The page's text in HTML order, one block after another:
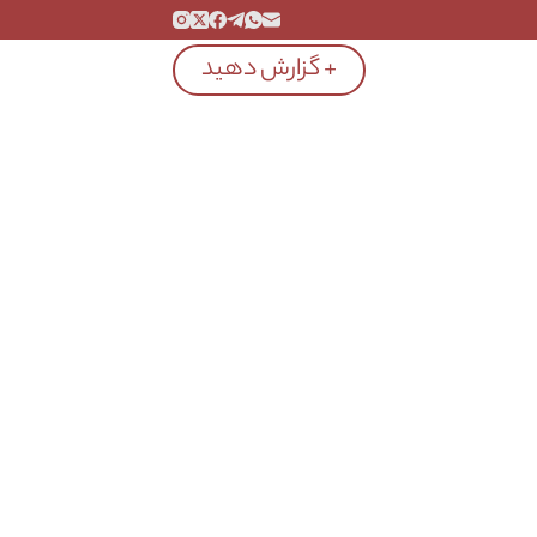
+ گزارش دهید